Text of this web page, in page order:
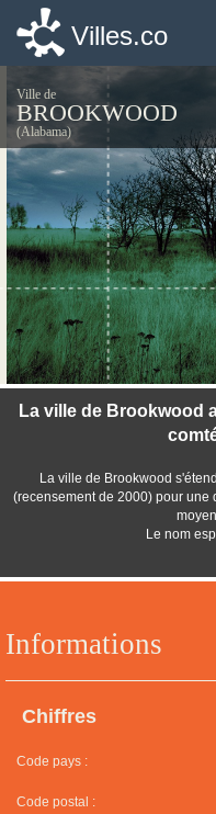
Villes.co
Ville de
BROOKWOOD
(Alabama)
Informations
Chiffres
Code pays :
Code postal :
La ville de Brookwood
La ville de Brookwood
(recensement de 2000) pour une
Le nom
Villes.co